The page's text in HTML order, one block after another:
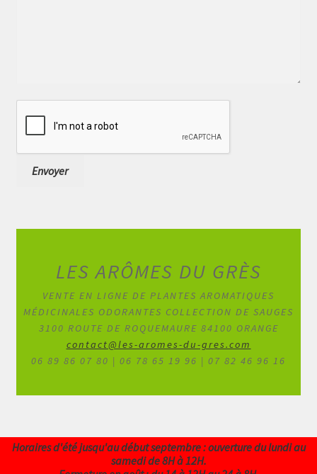
LES ARÔMES DU GRÈS
VENTE EN LIGNE DE PLANTES AROMATIQUES
MÉDICINALES ODORANTES COLLECTION DE SAUGES
3100 ROUTE DE ROQUEMAURE 84100 ORANGE
contact@les-aromes-du-gres.com
06 89 86 07 80 | 06 78 65 19 96 | 07 82 46 96 16
Horaires d'été jusqu'au début septembre : ouverture du lundi au
samedi de 8H à 12H.